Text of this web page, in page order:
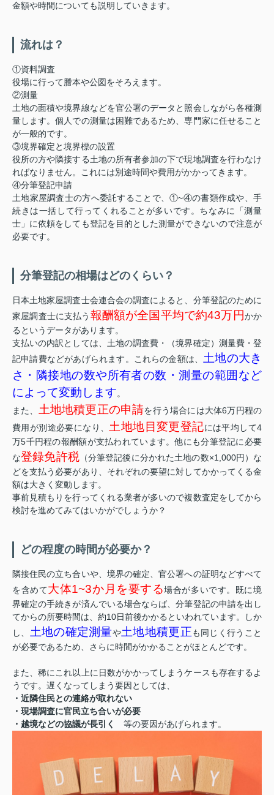
金額や時間についても説明していきます。
流れは？
①資料調査
役場に行って謄本や公図をそろえます。
②測量
土地の面積や境界線などを官公署のデータと照会しながら各種測
量します。個人での測量は困難であるため、専門家に任せること
が一般的です。
③境界確定と境界標の設置
役所の方や隣接する土地の所有者参加の下で現地調査を行わなけ
ればなりません。これには別途時間や費用がかかってきます。
④分筆登記申請
土地家屋調査士の方へ委託することで、①~④の書類作成や、手
続きは一括して行ってくれることが多いです。ちなみに「測量
士」に依頼をしても登記を目的とした測量ができないので注意が
必要です。
分筆登記の相場はどのくらい？
日本土地家屋調査士会連合会の調査によると、分筆登記のために
家屋調査士に支払う 報酬額が全国平均で約43万円かか
るというデータがあります。
支払いの内訳としては、土地の調査費・（境界確定）測量費・登
記申請費などがあげられます。これらの金額は、土地の大き
さ・隣接地の数や所有者の数・測量の範囲など
によって変動します。
また、 土地地積更正の申請を行う場合には大体6万円程の
費用が別途必要になり、土地地目変更登記には平均して4
万5千円程の報酬額が支払われています。他にも分筆登記に必要
な登録免許税（分筆登記後に分かれた土地の数×1,000円）な
どを支払う必要があり、それぞれの要望に対してかかってくる金
額は大きく変動します。
事前見積もりを行ってくれる業者が多いので複数査定をしてから
検討を進めてみてはいかがでしょうか？
どの程度の時間が必要か？
隣接住民の立ち合いや、境界の確定、官公署への証明などすべて
を含めて大体1~3か月を要する場合が多いです。既に境
界確定の手続きが済んでいる場合ならば、分筆登記の申請を出し
てからの所要時間は、約10日前後かかるといわれています。しか
し、 土地の確定測量や土地地積更正も同じく行うこと
が必要であるため、さらに時間がかかることがほとんどです。
また、稀にこれ以上に日数がかかってしまうケースも存在するよ
うです。遅くなってしまう要因としては、
・近隣住民との連絡が取れない
・現場調査に官民立ち合いが必要
・越境などの協議が長引く
等の要因があげられます。